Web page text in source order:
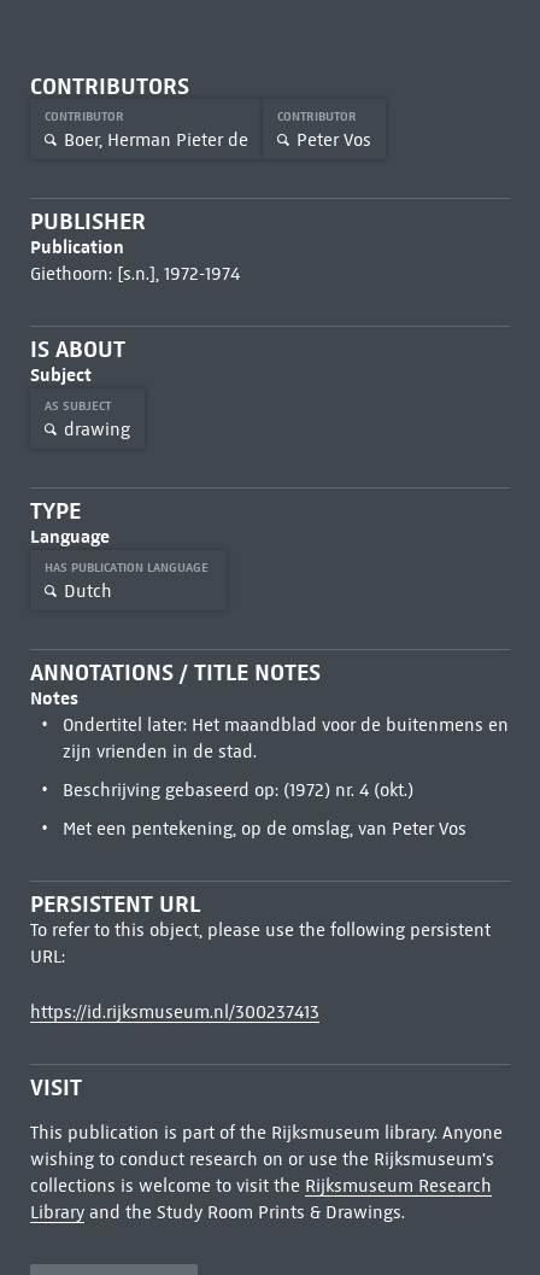
CONTRIBUTORS
CONTRIBUTOR
Boer, Herman Pieter de
CONTRIBUTOR
Peter Vos
PUBLISHER
Publication
Giethoorn: [s.n.], 1972-1974
IS ABOUT
Subject
AS SUBJECT
drawing
TYPE
Language
HAS PUBLICATION LANGUAGE
Dutch
ANNOTATIONS / TITLE NOTES
Notes
Ondertitel later: Het maandblad voor de buitenmens en
zijn vrienden in de stad.
Beschrijving gebaseerd op: (1972) nr. 4 (okt.)
Met een pentekening, op de omslag, van Peter Vos
PERSISTENT URL
To refer to this object, please use the following persistent
URL:
https://id.rijksmuseum.nl/300237413
VISIT
This publication is part of the Rijksmuseum library. Anyone
wishing to conduct research on or use the Rijksmuseum's
collections is welcome to visit the Rijksmuseum Research
Libraryand the Study Room Prints & Drawings.